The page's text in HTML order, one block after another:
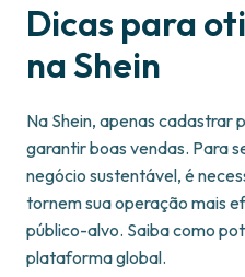
Dicas para
na Shein
Na Shein, apenas cadastrar
garantir boas vendas. Para
negócio sustentável, é
tornem sua operação mais
público-alvo. Saiba como
plataforma global.